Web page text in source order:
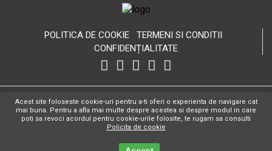
POLITICA DE COOKIE
TERMENI SI CONDITII
CONFIDENȚIALITATE
Copyright Hospitality Design © 2026 Toate drepturile rezervate.
WEB
DESIGN BY IT EXCLUSIV
CONTACT
ANPC
Acest site foloseste cookie-uri pentru a-ti oferi o experienta de navigare cat
mai buna. Pentru a afla mai multe despre acestea si despre modul in care
poti sa revoci acordul pentru cookie-urile folosite, te rugam sa consulti
Policita de cookie